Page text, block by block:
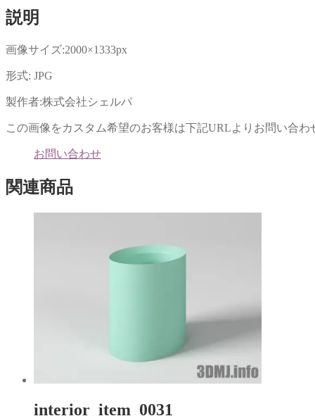
で
共
有
い
ウ
ン
ド
で
開
ま
す)
し
て
だ
さ
(新
し
ウ
ィ
ド
ウ
き
ま
説明
画像サイズ:2000×1333px
形式: JPG
製作者:株式会社シェルパ
この画像をカスタム希望のお客様は下記URLよりお問い合わ
お問い合わせ
関連商品
interior_item_0031